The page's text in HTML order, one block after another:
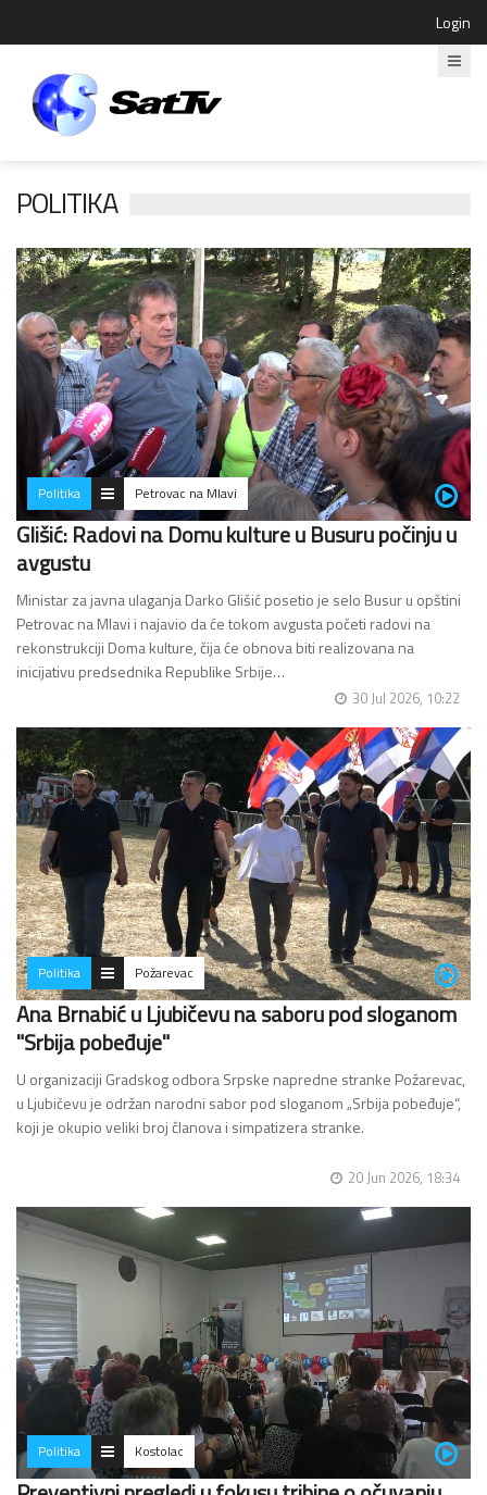
Login
POLITIKA
Politika Petrovac na Mlavi
Glišić: Radovi na Domu kulture u Busuru počinju u
avgustu
Ministar za javna ulaganja Darko Glišić posetio je selo Busur u opštini
Petrovac na Mlavi i najavio da će tokom avgusta početi radovi na
rekonstrukciji Doma kulture, čija će obnova biti realizovana na
inicijativu predsednika Republike Srbije…
30 Jul 2026, 10:22
Politika Požarevac
Ana Brnabić u Ljubičevu na saboru pod sloganom
"Srbija pobeđuje"
U organizaciji Gradskog odbora Srpske napredne stranke Požarevac,
u Ljubičevu je održan narodni sabor pod sloganom „Srbija pobeđuje“,
koji je okupio veliki broj članova i simpatizera stranke.
20 Jun 2026, 18:34
Politika Kostolac